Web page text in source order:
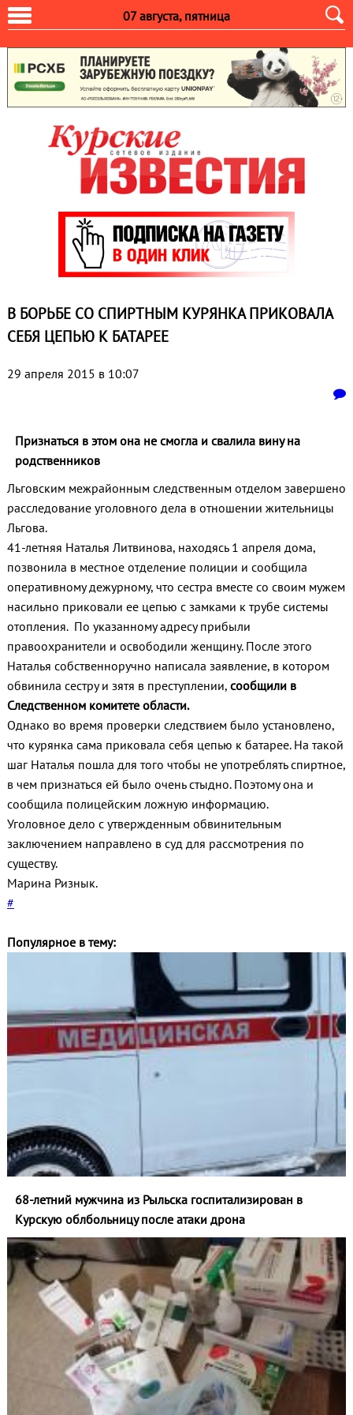
07 августа, пятница
В БОРЬБЕ СО СПИРТНЫМ КУРЯНКА ПРИКОВАЛА
СЕБЯ ЦЕПЬЮ К БАТАРЕЕ
29 апреля 2015 в 10:07
Признаться в этом она не смогла и свалила вину на
родственников
Льговским межрайонным следственным отделом завершено
расследование уголовного дела в отношении жительницы
Льгова.
41-летняя Наталья Литвинова, находясь 1 апреля дома,
позвонила в местное отделение полиции и сообщила
оперативному дежурному, что сестра вместе со своим мужем
насильно приковали ее цепью с замками к трубе системы
отопления. По указанному адресу прибыли
правоохранители и освободили женщину. После этого
Наталья собственноручно написала заявление, в котором
обвинила сестру и зятя в преступлении, сообщили в
Следственном комитете области.
Однако во время проверки следствием было установлено,
что курянка сама приковала себя цепью к батарее. На такой
шаг Наталья пошла для того чтобы не употреблять спиртное,
в чем признаться ей было очень стыдно. Поэтому она и
сообщила полицейским ложную информацию.
Уголовное дело с утвержденным обвинительным
заключением направлено в суд для рассмотрения по
существу.
Марина Ризнык.
#
Популярное в тему:
68-летний мужчина из Рыльска госпитализирован в
Курскую облбольницу после атаки дрона